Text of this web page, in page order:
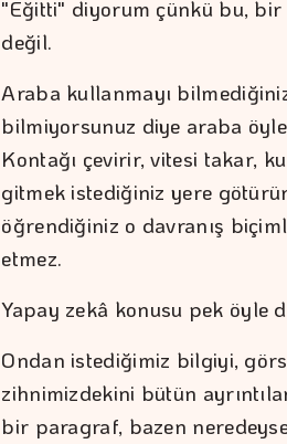
"Eğitti" diyorum çünkü bu,
değil.
Araba kullanmayı
bilmiyorsunuz diye araba
Kontağı çevirir, vitesi takar,
gitmek istediğiniz yere
öğrendiğiniz o davranış
etmez.
Yapay zekâ konusu pek öyle
Ondan istediğimiz bilgiyi,
zihnimizdekini bütün
bir paragraf, bazen